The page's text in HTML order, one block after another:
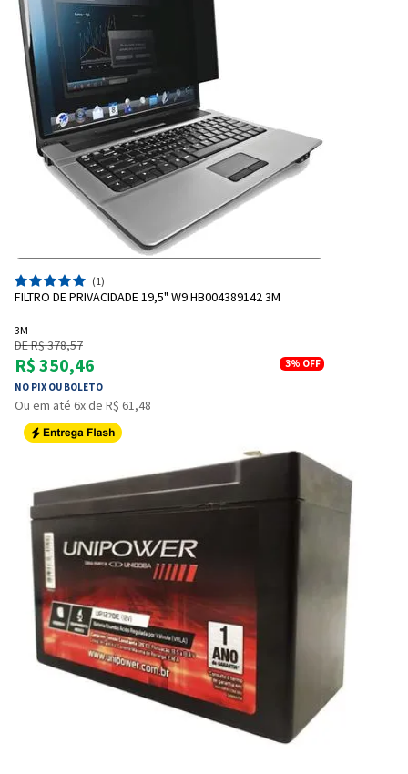
(1)
FILTRO DE PRIVACIDADE 19,5" W9 HB004389142 3M
3M
DE R$ 378,57
R$ 350,46
NO PIX OU BOLETO
3% OFF
Ou em até 6x de R$ 61,48